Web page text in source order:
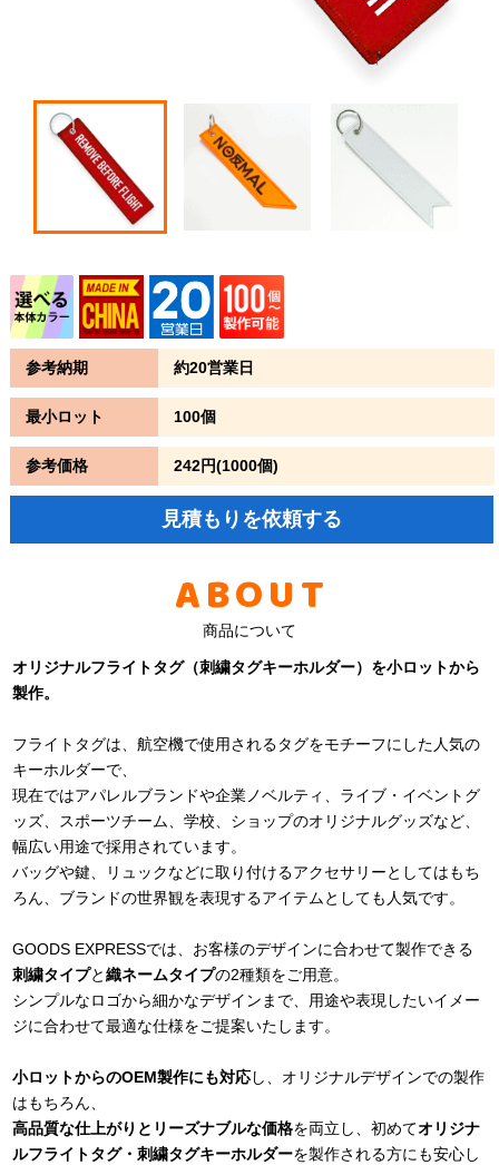
参考納期 約20営業日
最小ロット 100個
参考価格 242円(1000個)
見積もりを依頼する
ABOUT
商品について
オリジナルフライトタグ（刺繍タグキーホルダー）を小ロットから
製作。
フライトタグは、航空機で使用されるタグをモチーフにした人気の
キーホルダーで、
現在ではアパレルブランドや企業ノベルティ、ライブ・イベントグ
ッズ、スポーツチーム、学校、ショップのオリジナルグッズなど、
幅広い用途で採用されています。
バッグや鍵、リュックなどに取り付けるアクセサリーとしてはもち
ろん、ブランドの世界観を表現するアイテムとしても人気です。
GOODS EXPRESSでは、お客様のデザインに合わせて製作できる
刺繍タイプと織ネームタイプの2種類をご用意。
シンプルなロゴから細かなデザインまで、用途や表現したいイメー
ジに合わせて最適な仕様をご提案いたします。
小ロットからのOEM製作にも対応し、オリジナルデザインでの製作
はもちろん、
高品質な仕上がりとリーズナブルな価格を両立し、初めてオリジナ
ルフライトタグ・刺繍タグキーホルダーを製作される方にも安心し